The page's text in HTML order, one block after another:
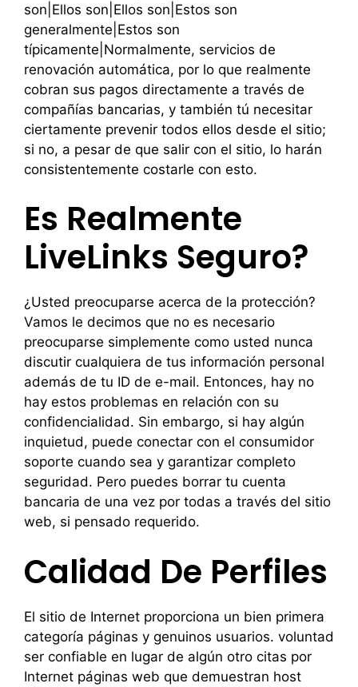
son|Ellos son|Ellos son|Estos son
generalmente|Estos son
típicamente|Normalmente, servicios de
renovación automática, por lo que realmente
cobran sus pagos directamente a través de
compañías bancarias, y también tú necesitar
ciertamente prevenir todos ellos desde el sitio;
si no, a pesar de que salir con el sitio, lo harán
consistentemente costarle con esto.
Es Realmente
LiveLinks Seguro?
¿Usted preocuparse acerca de la protección?
Vamos le decimos que no es necesario
preocuparse simplemente como usted nunca
discutir cualquiera de tus información personal
además de tu ID de e-mail. Entonces, hay no
hay estos problemas en relación con su
confidencialidad. Sin embargo, si hay algún
inquietud, puede conectar con el consumidor
soporte cuando sea y garantizar completo
seguridad. Pero puedes borrar tu cuenta
bancaria de una vez por todas a través del sitio
web, si pensado requerido.
Calidad De Perfiles
El sitio de Internet proporciona un bien primera
categoría páginas y genuinos usuarios. voluntad
ser confiable en lugar de algún otro citas por
Internet páginas web que demuestran host